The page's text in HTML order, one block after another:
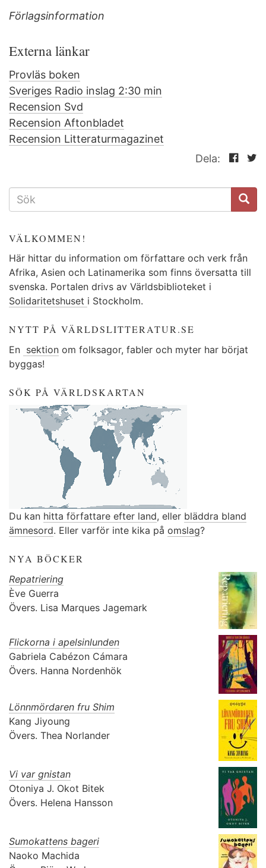
Förlagsinformation
Externa länkar
Provläs boken
Sveriges Radio inslag 2:30 min
Recension Svd
Recension Aftonbladet
Recension Litteraturmagazinet
Dela:
SÖKFORMULÄR
VÄLKOMMEN!
Här hittar du information om författare och verk från
Afrika, Asien och Latinamerika som finns översatta till
svenska. Portalen drivs av Världsbiblioteket i
Solidaritetshuset i Stockholm.
NYTT PÅ VÄRLDSLITTERATUR.SE
En sektion om folksagor, fabler och myter har börjat
byggas!
SÖK PÅ VÄRLDSKARTAN
Du kan hitta författare efter land, eller bläddra bland
ämnesord. Eller varför inte kika på omslag?
NYA BÖCKER
Repatriering
Ève Guerra
Övers. Lisa Marques Jagemark
Flickorna i apelsinlunden
Gabriela Cabézon Cámara
Övers. Hanna Nordenhök
Lönnmördaren fru Shim
Kang Jiyoung
Övers. Thea Norlander
Vi var gnistan
Otoniya J. Okot Bitek
Övers. Helena Hansson
Sumokattens bageri
Naoko Machida